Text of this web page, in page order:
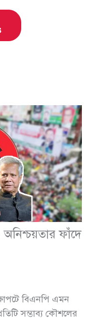
ফাঁদে
বিএনপি এমন
সম্ভাব্য কৌশলের